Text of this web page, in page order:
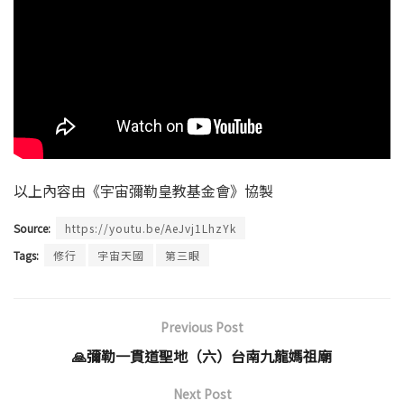
以上內容由《宇宙彌勒皇教基金會》協製
Source:
https://youtu.be/AeJvj1LhzYk
Tags:
修行 宇宙天國 第三眼
Previous Post
🙏彌勒一貫道聖地（六）台南九龍媽祖廟
Next Post